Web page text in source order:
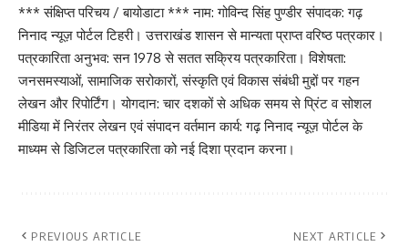
*** संक्षिप्त परिचय / बायोडाटा *** नाम: गोविन्द सिंह पुण्डीर संपादक: गढ़
निनाद न्यूज़ पोर्टल टिहरी। उत्तराखंड शासन से मान्यता प्राप्त वरिष्ठ पत्रकार।
पत्रकारिता अनुभव: सन 1978 से सतत सक्रिय पत्रकारिता। विशेषता:
जनसमस्याओं, सामाजिक सरोकारों, संस्कृति एवं विकास संबंधी मुद्दों पर गहन
लेखन और रिपोर्टिंग। योगदान: चार दशकों से अधिक समय से प्रिंट व सोशल
मीडिया में निरंतर लेखन एवं संपादन वर्तमान कार्य: गढ़ निनाद न्यूज़ पोर्टल के
माध्यम से डिजिटल पत्रकारिता को नई दिशा प्रदान करना।
PREVIOUS ARTICLE NEXT ARTICLE